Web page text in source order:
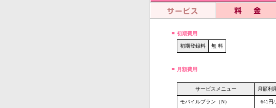
■ 初期費用
初期登録料 無 料
■ 月額費用
サービスメニュー
月額利
モバイルプラン（N）
641円/